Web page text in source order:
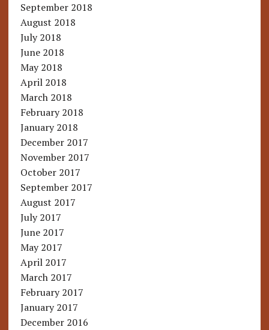
September 2018
August 2018
July 2018
June 2018
May 2018
April 2018
March 2018
February 2018
January 2018
December 2017
November 2017
October 2017
September 2017
August 2017
July 2017
June 2017
May 2017
April 2017
March 2017
February 2017
January 2017
December 2016